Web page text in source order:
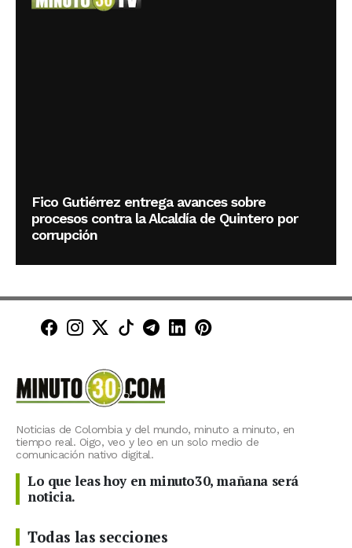
Fico Gutiérrez entrega avances sobre
procesos contra la Alcaldía de Quintero por
corrupción
Minuto30 en Facebook
Minuto30 en Instagram
Minuto30 en X (Twitter)
Minuto30 en TikTok
Canal de Minuto30 en
Minuto30 en LinkedIn
Minuto30 en
Noticias de Colombia y del mundo, minuto a minuto, en
tiempo real. Oigo, veo y leo en un solo medio de
comunicación nativo digital.
Lo que leas hoy en minuto30, mañana será
noticia.
Todas las secciones